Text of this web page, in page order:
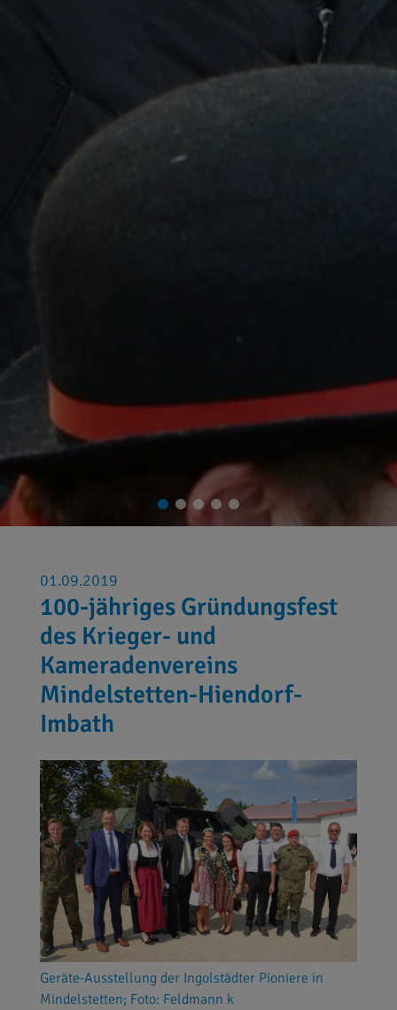
01.09.2019
100-jähriges Gründungsfest
des Krieger- und
Kameradenvereins
Mindelstetten-Hiendorf-
Imbath
Geräte-Ausstellung der Ingolstädter Pioniere in
Mindelstetten; Foto: Feldmann k